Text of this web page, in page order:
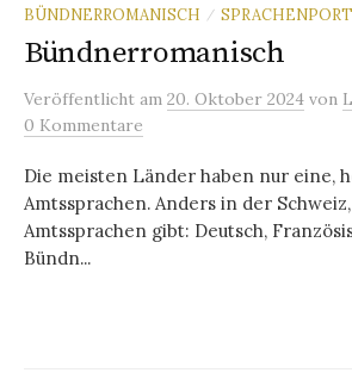
BÜNDNERROMANISCH /
Bündnerromanisch
Veröffentlicht am 20. Oktober 2024 von
0 Kommentare
Die meisten Länder haben nur eine,
Amtssprachen. Anders in der
Amtssprachen gibt: Deutsch,
Bündn...